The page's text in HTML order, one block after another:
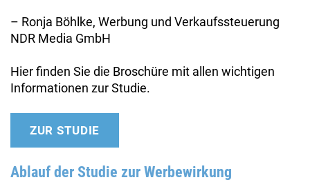
– Ronja Böhlke, Werbung und Verkaufssteuerung
NDR Media GmbH
Hier finden Sie die Broschüre mit allen wichtigen
Informationen zur Studie.
ZUR STUDIE
Ablauf der Studie zur Werbewirkung